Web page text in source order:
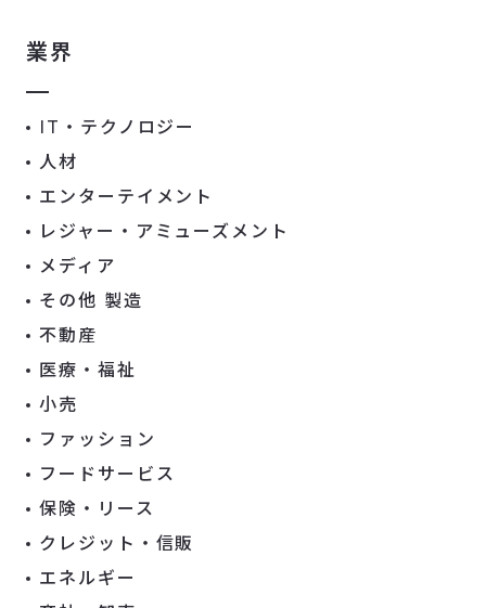
業界
IT・テクノロジー
人材
エンターテイメント
レジャー・アミューズメント
メディア
その他 製造
不動産
医療・福祉
小売
ファッション
フードサービス
保険・リース
クレジット・信販
エネルギー